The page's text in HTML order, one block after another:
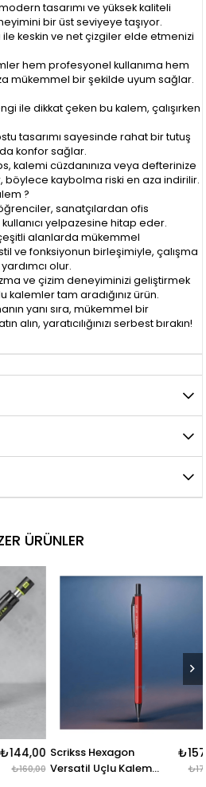
tasarımı ve yüksek kaliteli
bir üst seviyeye taşıyor.
keskin ve net çizgiler elde etmenizi
hem profesyonel kullanıma hem
mükemmel bir şekilde uyum sağlar.
ile dikkat çeken bu kalem, çalışırken
tasarımı sayesinde rahat bir tutuş
konfor sağlar.
kalemi cüzdanınıza veya defterinize
kaybolma riski en aza indirilir.
?
sanatçılardan ofis
yelpazesine hitap eder.
alanlarda mükemmel
ve fonksiyonun birleşimiyle, çalışma
olur.
ve çizim deneyiminizi geliştirmek
kalemler tam aradığınız ürün.
yanı sıra, mükemmel bir
yaratıcılığınızı serbest bırakın!
ÜRÜNLER
Scrikss Hexagon
Versatil Uçlu Kalem
₺157,50
₺175,00